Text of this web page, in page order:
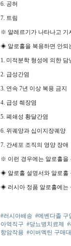
6. 공허
7. 트림
※ 알레르기가 나타나고 기
◈ 알로홀을 복용하면 안되
1. 미적분학 형성에 의한 담
2. 급성간염
3. 연속 7년 이상 복용 금지
4. 급성 췌장염
5. 폐쇄성 황달간염
6. 위궤양과 십이지장궤양
7. 간세포 조직의 영양 장애
※ 이런 경우에는 알로홀을
◈ 알로홀 설명서와 알로홀
◈ 러시아 정품 알로홀에는
#러시아배송 #메벤다졸 구
아역직구 #당뇨병치료제
항암작용 #이버멕틴 구매